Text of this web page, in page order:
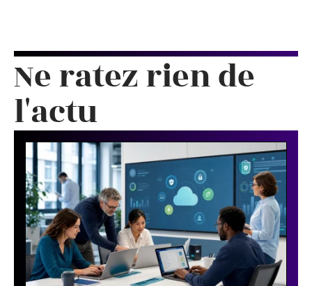
Ne ratez rien de
l'actu